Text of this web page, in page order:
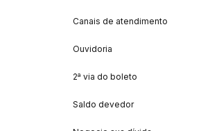
Canais de atendimento
Ouvidoria
2ª via do boleto
Saldo devedor